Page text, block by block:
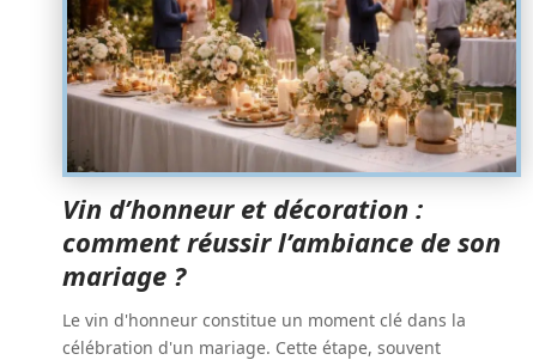
Vin d’honneur et décoration :
comment réussir l’ambiance de son
mariage ?
Le vin d'honneur constitue un moment clé dans la
célébration d'un mariage. Cette étape, souvent